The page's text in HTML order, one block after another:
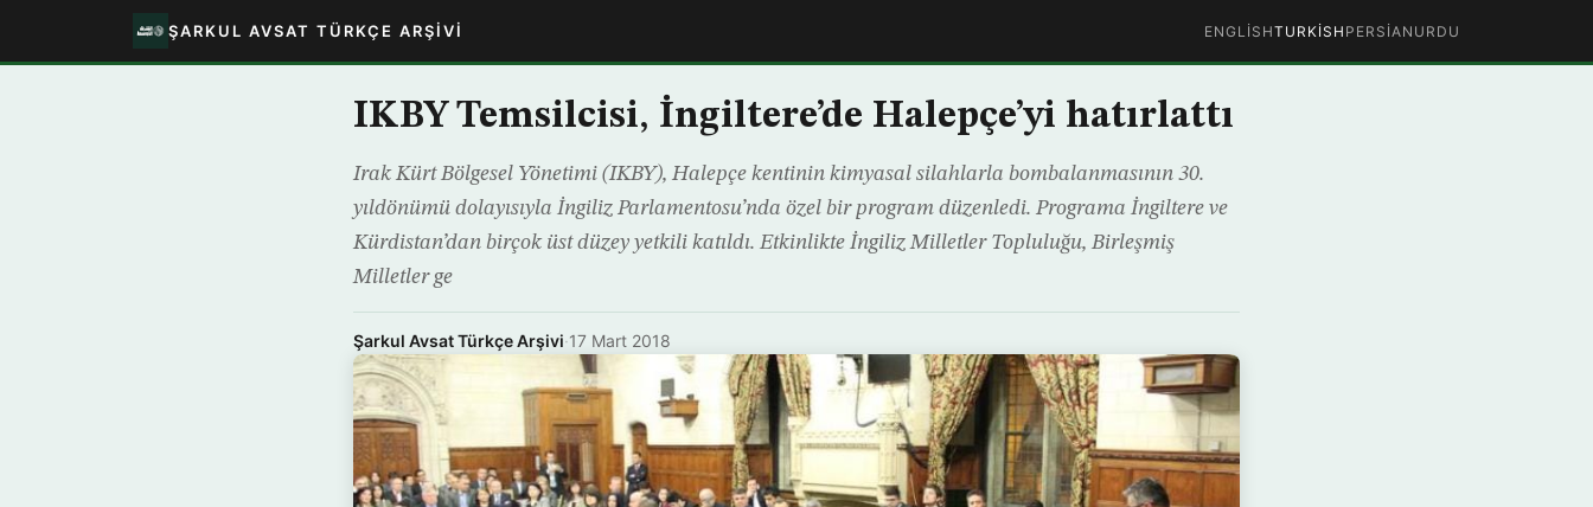
ŞARKUL AVSAT TÜRKÇE ARŞIVI ENGLISHTURKISH PERSIAN URDU
IKBY Temsilcisi, İngiltere’de Halepçe’yi hatırlattı
Irak Kürt Bölgesel Yönetimi (IKBY), Halepçe kentinin kimyasal silahlarla bombalanmasının 30.
yıldönümü dolayısıyla İngiliz Parlamentosu’nda özel bir program düzenledi. Programa İngiltere ve
Kürdistan’dan birçok üst düzey yetkili katıldı. Etkinlikte İngiliz Milletler Topluluğu, Birleşmiş
Milletler ge
Şarkul Avsat Türkçe Arşivi·17 Mart 2018